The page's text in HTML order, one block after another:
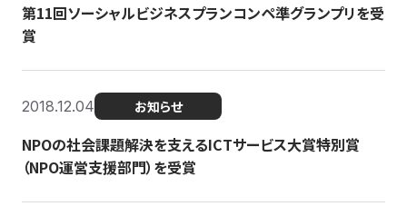
第11回ソーシャルビジネスプランコンペ準グランプリを受
賞
2018.12.04 お知らせ
NPOの社会課題解決を支えるICTサービス大賞特別賞
（NPO運営支援部門）を受賞